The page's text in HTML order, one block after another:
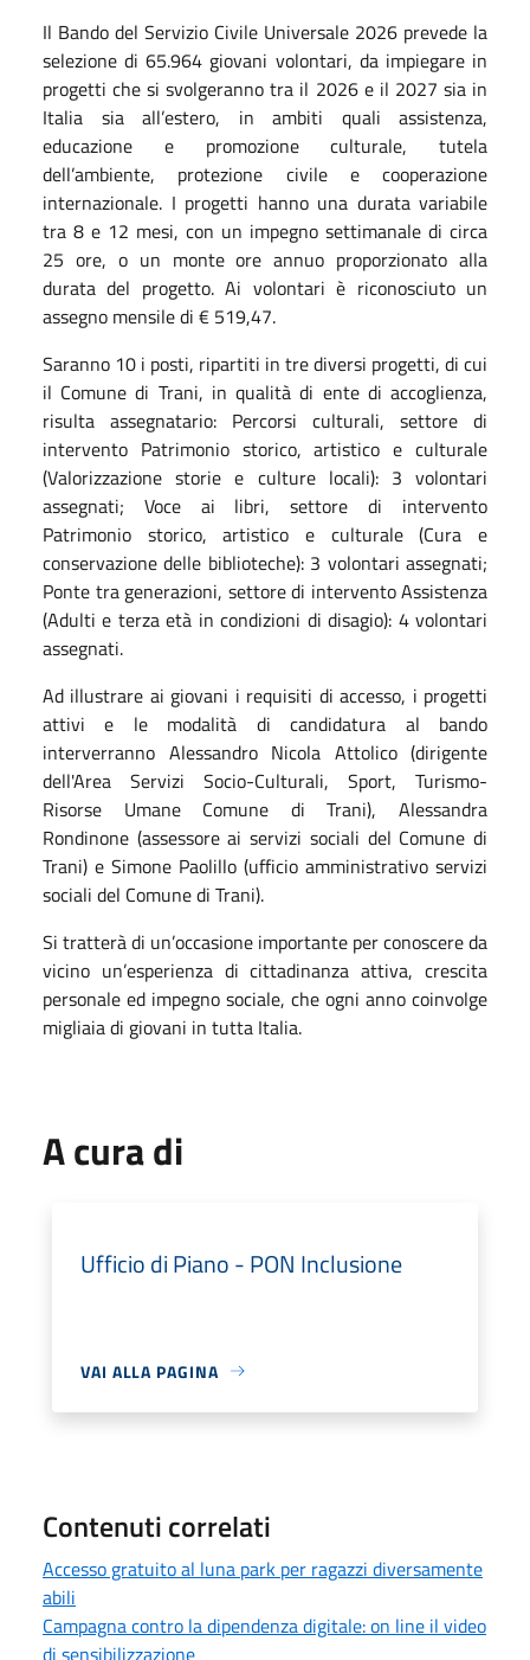
Il Bando del Servizio Civile Universale 2026 prevede la
selezione di 65.964 giovani volontari, da impiegare in
progetti che si svolgeranno tra il 2026 e il 2027 sia in
Italia sia all’estero, in ambiti quali assistenza,
educazione e promozione culturale, tutela
dell’ambiente, protezione civile e cooperazione
internazionale. I progetti hanno una durata variabile
tra 8 e 12 mesi, con un impegno settimanale di circa
25 ore, o un monte ore annuo proporzionato alla
durata del progetto. Ai volontari è riconosciuto un
assegno mensile di € 519,47.
Saranno 10 i posti, ripartiti in tre diversi progetti, di cui
il Comune di Trani, in qualità di ente di accoglienza,
risulta assegnatario: Percorsi culturali, settore di
intervento Patrimonio storico, artistico e culturale
(Valorizzazione storie e culture locali): 3 volontari
assegnati; Voce ai libri, settore di intervento
Patrimonio storico, artistico e culturale (Cura e
conservazione delle biblioteche): 3 volontari assegnati;
Ponte tra generazioni, settore di intervento Assistenza
(Adulti e terza età in condizioni di disagio): 4 volontari
assegnati.
Ad illustrare ai giovani i requisiti di accesso, i progetti
attivi e le modalità di candidatura al bando
interverranno Alessandro Nicola Attolico (dirigente
dell'Area Servizi Socio-Culturali, Sport, Turismo-
Risorse Umane Comune di Trani), Alessandra
Rondinone (assessore ai servizi sociali del Comune di
Trani) e Simone Paolillo (ufficio amministrativo servizi
sociali del Comune di Trani).
Si tratterà di un’occasione importante per conoscere da
vicino un’esperienza di cittadinanza attiva, crescita
personale ed impegno sociale, che ogni anno coinvolge
migliaia di giovani in tutta Italia.
A cura di
Ufficio di Piano - PON Inclusione
VAI ALLA PAGINA
Contenuti correlati
Accesso gratuito al luna park per ragazzi diversamente
abili
Campagna contro la dipendenza digitale: on line il video
di sensibilizzazione